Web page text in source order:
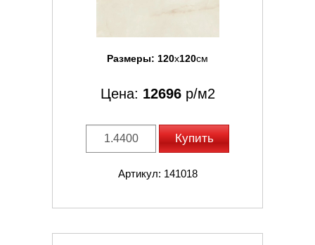
Размеры: 120x120см
Цена: 12696р/м2
Купить
Артикул: 141018